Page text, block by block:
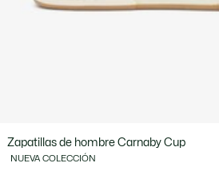
Zapatillas de hombre Carnaby Cup
NUEVA COLECCIÓN